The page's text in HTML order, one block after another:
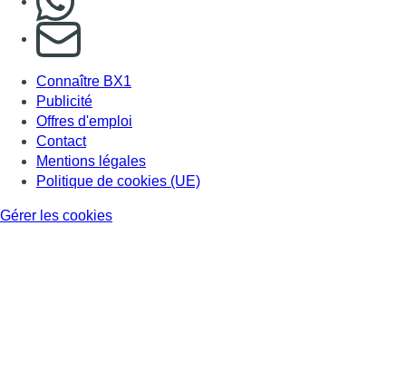
S'abonner à notre newsletter
Connaître BX1
Publicité
Offres d'emploi
Contact
Mentions légales
Politique de cookies (UE)
Gérer les cookies